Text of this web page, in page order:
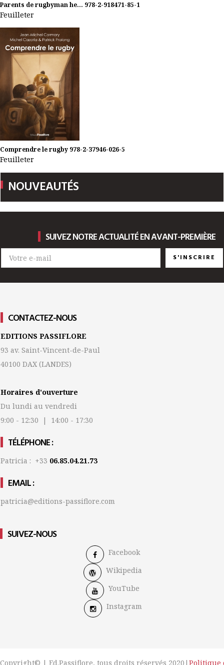
Parents de rugbyman he... 978-2-918471-85-1
Feuilleter
Comprendre le rugby 978-2-37946-026-5
Feuilleter
NOUVEAUTÉS
SUIVEZ NOTRE ACTUALITÉ EN AVANT-PREMIÈRE
S'INSCRIRE
CONTACTEZ-NOUS
EDITIONS PASSIFLORE
93 av. Saint-Vincent-de-Paul
40100 DAX (LANDES)
Horaires d'ouverture
Du lundi au vendredi
9:00 - 12:30 | 14:00 - 17:30
TÉLÉPHONE :
Patricia : +33 06.85.04.21.73
EMAIL :
patricia@editions-passiflore.com
SUIVEZ-NOUS
Facebook
Wikipedia
YouTube
Instagram
Copyright© | Ed.Passiflore, tous droits réservés 2020| Politique